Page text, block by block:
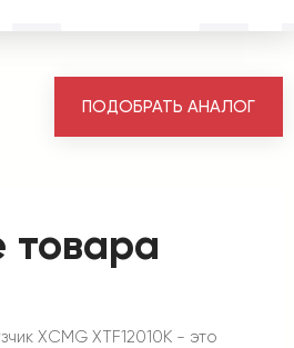
ПОДОБРАТЬ АНАЛОГ
товара
XCMG XTF12010K - это